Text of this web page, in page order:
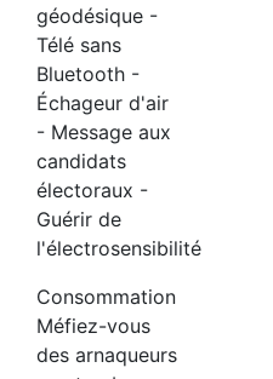
géodésique -
Télé sans
Bluetooth -
Échageur d'air
- Message aux
candidats
électoraux -
Guérir de
l'électrosensibilité
Consommation
Méfiez-vous
des arnaqueurs